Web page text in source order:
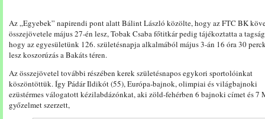
Az „Egyebek” napirendi pont alatt Bálint László közölte, hogy az FTC BK
összejövetele május 27-én lesz, Tobak Csaba főtitkár pedig tájékoztatta a
hogy az egyesületünk 126. születésnapja alkalmából május 3-án 16 óra 30
lesz koszorúzás a Bakáts téren.
Az összejövetel további részében kerek születésnapos egykori sportolóinkat
köszöntöttük. Így Pádár Ildikót (55), Európa-bajnok, olimpiai és világbajnoki
ezüstérmes válogatott kézilabdázónkat, aki zöld-fehérben 6 bajnoki címet és 7
győzelmet szerzett,